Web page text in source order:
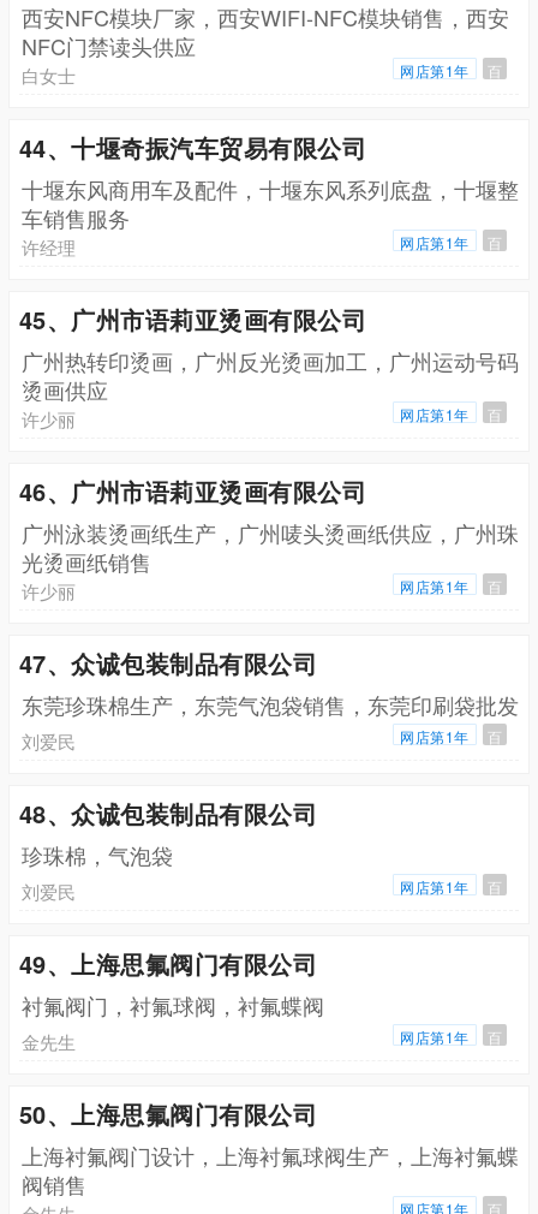
西安NFC模块厂家，西安WIFI-NFC模块销售，西安
NFC门禁读头供应
白女士 网店第1年 百
44、十堰奇振汽车贸易有限公司
十堰东风商用车及配件，十堰东风系列底盘，十堰整
车销售服务
许经理 网店第1年 百
45、广州市语莉亚烫画有限公司
广州热转印烫画，广州反光烫画加工，广州运动号码
烫画供应
许少丽 网店第1年 百
46、广州市语莉亚烫画有限公司
广州泳装烫画纸生产，广州唛头烫画纸供应，广州珠
光烫画纸销售
许少丽 网店第1年 百
47、众诚包装制品有限公司
东莞珍珠棉生产，东莞气泡袋销售，东莞印刷袋批发
刘爱民 网店第1年 百
48、众诚包装制品有限公司
珍珠棉，气泡袋
刘爱民 网店第1年 百
49、上海思氟阀门有限公司
衬氟阀门，衬氟球阀，衬氟蝶阀
金先生 网店第1年 百
50、上海思氟阀门有限公司
上海衬氟阀门设计，上海衬氟球阀生产，上海衬氟蝶
阀销售
网店第1年 百